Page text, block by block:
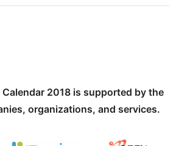
2018 is supported by the
organizations, and services.